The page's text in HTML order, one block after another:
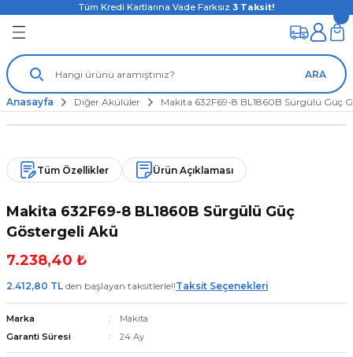
Tüm Kredi Kartlarına Vade Farksız 3 Taksit!
ARA
Anasayfa Diğer Akülüler Makita 632F69-8 BL1860B Sürgülü Güç
Tüm Özellikler Ürün Açıklaması
Makita 632F69-8 BL1860B Sürgülü Güç
Göstergeli Akü
7.238,40 ₺
2.412,80 TL den başlayan taksitlerle!!Taksit Seçenekleri
Marka
Makita
Garanti Süresi
24 Ay